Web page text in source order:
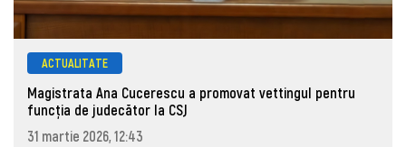
ACTUALITATE
Magistrata Ana Cucerescu a promovat vettingul pentru
funcția de judecător la CSJ
31 martie 2026, 12:43